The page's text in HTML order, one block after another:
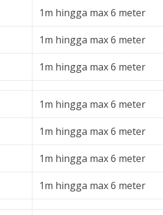
1m hingga max 6 meter
1m hingga max 6 meter
1m hingga max 6 meter
1m hingga max 6 meter
1m hingga max 6 meter
1m hingga max 6 meter
1m hingga max 6 meter